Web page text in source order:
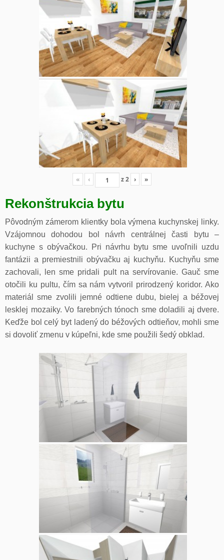
« ‹ z2 › »
Rekonštrukcia bytu
Pôvodným zámerom klientky bola výmena kuchynskej linky.
Vzájomnou dohodou bol návrh centrálnej časti bytu –
kuchyne s obývačkou. Pri návrhu bytu sme uvoľnili uzdu
fantázii a premiestnili obývačku aj kuchyňu. Kuchyňu sme
zachovali, len sme pridali pult na servírovanie. Gauč sme
otočili ku pultu, čím sa nám vytvoril prirodzený koridor. Ako
materiál sme zvolili jemné odtiene dubu, bielej a béžovej
lesklej mozaiky. Vo farebných tónoch sme doladili aj dvere.
Keďže bol celý byt ladený do béžových odtieňov, mohli sme
si dovoliť zmenu v kúpeľni, kde sme použili šedý obklad.